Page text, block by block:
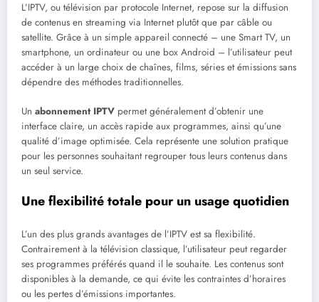
L’IPTV, ou télévision par protocole Internet, repose sur la diffusion
de contenus en streaming via Internet plutôt que par câble ou
satellite. Grâce à un simple appareil connecté – une Smart TV, un
smartphone, un ordinateur ou une box Android – l’utilisateur peut
accéder à un large choix de chaînes, films, séries et émissions sans
dépendre des méthodes traditionnelles.
Un abonnement IPTV permet généralement d’obtenir une
interface claire, un accès rapide aux programmes, ainsi qu’une
qualité d’image optimisée. Cela représente une solution pratique
pour les personnes souhaitant regrouper tous leurs contenus dans
un seul service.
Une flexibilité totale pour un usage quotidien
L’un des plus grands avantages de l’IPTV est sa flexibilité.
Contrairement à la télévision classique, l’utilisateur peut regarder
ses programmes préférés quand il le souhaite. Les contenus sont
disponibles à la demande, ce qui évite les contraintes d’horaires
ou les pertes d’émissions importantes.